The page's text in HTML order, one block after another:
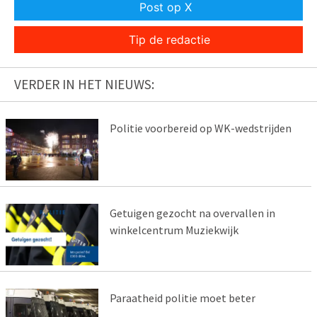
Post op X
Tip de redactie
VERDER IN HET NIEUWS:
Politie voorbereid op WK-wedstrijden
Getuigen gezocht na overvallen in
winkelcentrum Muziekwijk
Paraatheid politie moet beter